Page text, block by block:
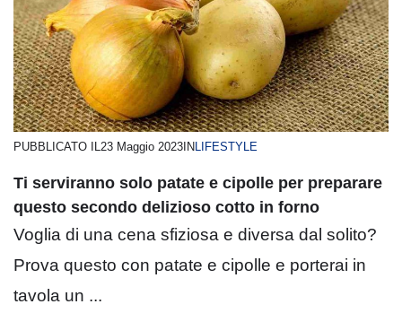
PUBBLICATO IL 23 Maggio 2023 IN LIFESTYLE
Ti serviranno solo patate e cipolle per preparare
questo secondo delizioso cotto in forno
Voglia di una cena sfiziosa e diversa dal solito?
Prova questo con patate e cipolle e porterai in
tavola un ...